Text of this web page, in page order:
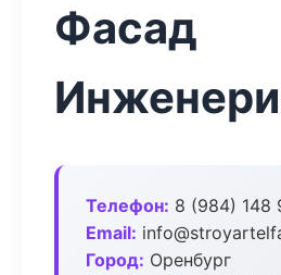
Фасад
Телефон: 8 (984) 148
Email:
Город: Оренбург